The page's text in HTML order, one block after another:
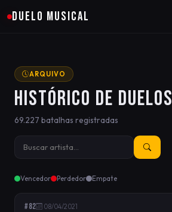
DUELO MUSICAL
ARQUIVO
HISTÓRICO DE DUELOS
69.227 batalhas registradas
Vencedor Perdedor Empate
#82 08/04/2021